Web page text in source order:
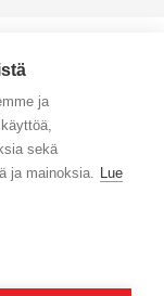
ja
sekä
ja mainoksia. Lue